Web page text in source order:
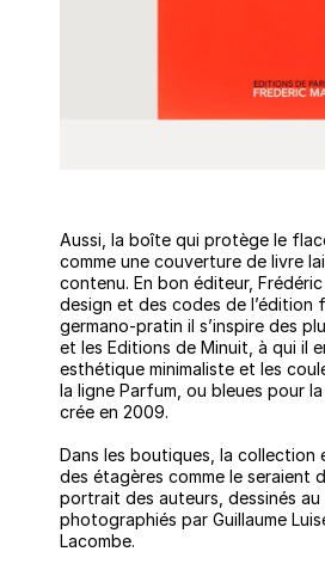
Aussi, la boîte qui protège le
comme une couverture de livre
contenu. En bon éditeur, Frédéric
design et des codes de l’édition
germano-pratin il s’inspire des
et les Editions de Minuit, à qui il
esthétique minimaliste et les
la ligne Parfum, ou bleues pour la
crée en 2009.
Dans les boutiques, la collection
des étagères comme le seraient
portrait des auteurs, dessinés
photographiés par Guillaume
Lacombe.